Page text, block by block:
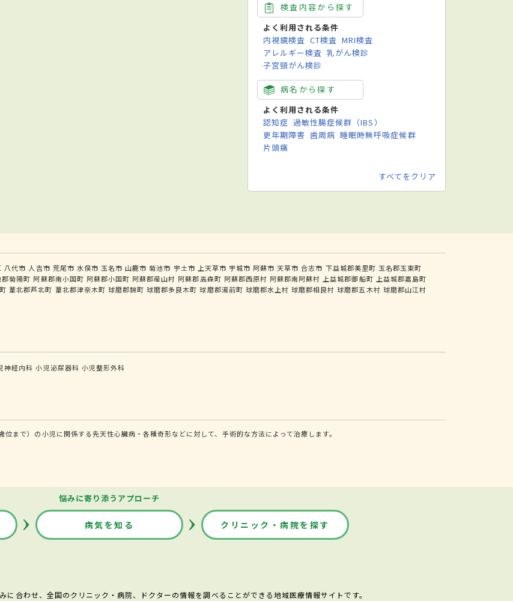
検査内容から探す
よく利用される条件
内視鏡検査 CT検査 MRI検査
アレルギー検査 乳がん検診
子宮頸がん検診
病名から探す
よく利用される条件
認知症 過敏性腸症候群（IBS）
更年期障害 歯周病 睡眠時無呼吸症候群
片頭痛
すべてをクリア
八代市 人吉市 荒尾市 水俣市 玉名市 山鹿市 菊池市 宇土市 上天草市 宇城市 阿蘇市 天草市 合志市 下益城郡美里町 玉名郡玉東町
郡菊陽町 阿蘇郡南小国町 阿蘇郡小国町 阿蘇郡産山村 阿蘇郡高森町 阿蘇郡西原村 阿蘇郡南阿蘇村 上益城郡御船町 上益城郡嘉島町
葦北郡芦北町 葦北郡津奈木町 球磨郡錦町 球磨郡多良木町 球磨郡湯前町 球磨郡水上村 球磨郡相良村 球磨郡五木村 球磨郡山江村
神経内科 小児泌尿器科 小児整形外科
まで）の小児に関係する先天性心臓病・各種奇形などに対して、手術的な方法によって治療します。
悩みに寄り添うアプローチ
病気を知る クリニック・病院を探す
に合わせ、全国のクリニック・病院、ドクターの情報を調べることができる地域医療情報サイトです。